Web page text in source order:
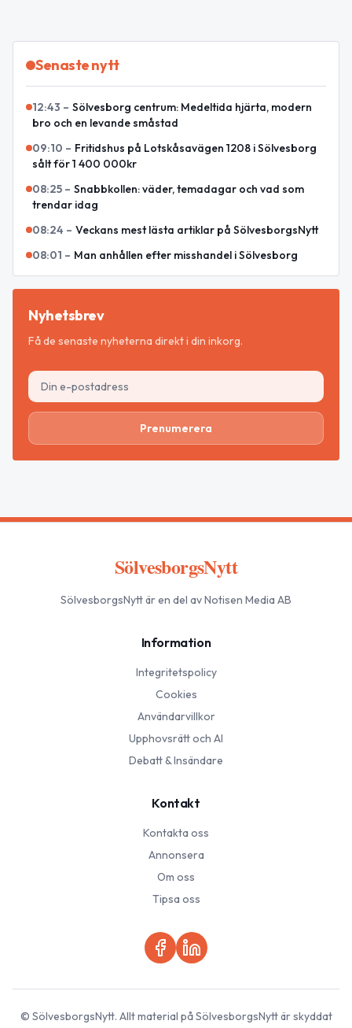
Senaste nytt
12:43 – Sölvesborg centrum: Medeltida hjärta, modern
bro och en levande småstad
09:10 – Fritidshus på Lotskåsavägen 1208 i Sölvesborg
sålt för 1 400 000kr
08:25 – Snabbkollen: väder, temadagar och vad som
trendar idag
08:24 – Veckans mest lästa artiklar på SölvesborgsNytt
08:01 – Man anhållen efter misshandel i Sölvesborg
Nyhetsbrev
Få de senaste nyheterna direkt i din inkorg.
Prenumerera
SölvesborgsNytt
SölvesborgsNyttär en del av Notisen Media AB
Information
Integritetspolicy
Cookies
Användarvillkor
Upphovsrätt och AI
Debatt & Insändare
Kontakt
Kontakta oss
Annonsera
Om oss
Tipsa oss
© SölvesborgsNytt. Allt material påSölvesborgsNyttär skyddat